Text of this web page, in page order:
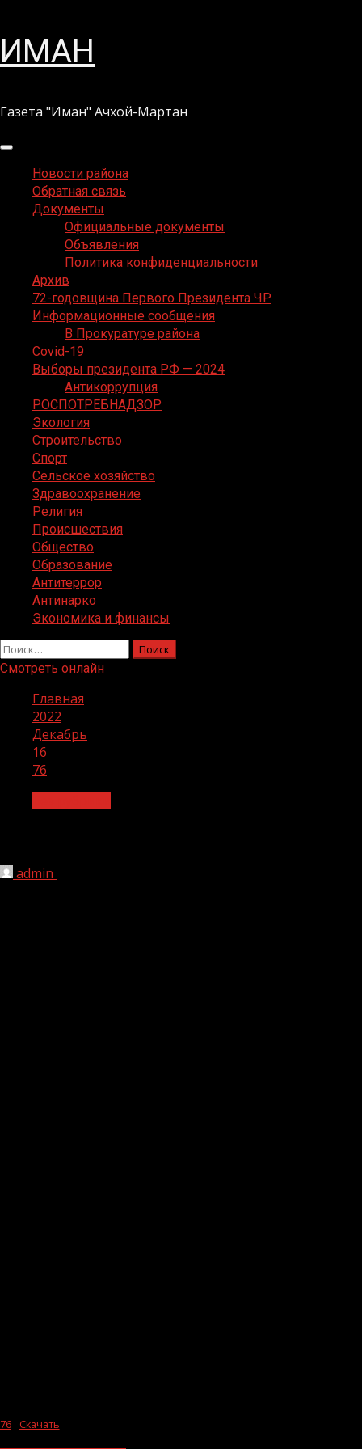
Перейти
кИМАН
Газета "Иман" Ачхой-Мартан
Основное
менюНовости района
Обратная связь
Документы
Официальные документы
Объявления
Политика конфиденциальности
Архив
72-годовщина Первого Президента ЧР
Информационные сообщения
В Прокуратуре района
Covid-19
Выборы президента РФ — 2024
Антикоррупция
РОСПОТРЕБНАДЗОР
Экология
Строительство
Спорт
Сельское хозяйство
Здравоохранение
Религия
Происшествия
Общество
Образование
Антитеррор
Антинарко
Экономика и финансы
Найти:
Смотреть онлайн
Главная
2022
Декабрь
16
76
admin
76 Скачать